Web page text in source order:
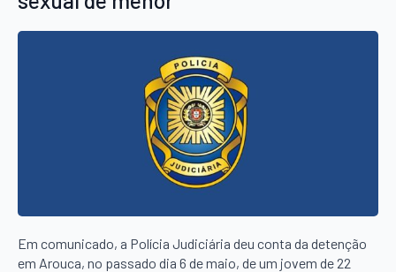
Em comunicado, a Polícia Judiciária deu conta da detenção
em Arouca, no passado dia 6 de maio, de um jovem de 22